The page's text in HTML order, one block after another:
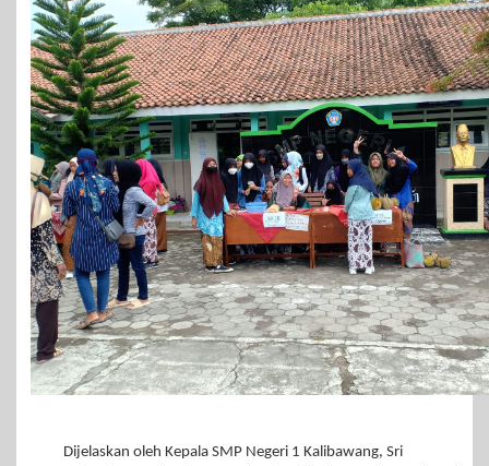
Dijelaskan oleh Kepala SMP Negeri 1 Kalibawang, Sri